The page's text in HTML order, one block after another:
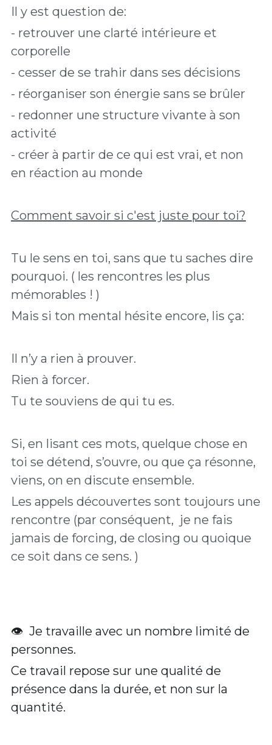
Il y est question de:
- retrouver une clarté intérieure et
corporelle
- cesser de se trahir dans ses décisions
- réorganiser son énergie sans se brûler
- redonner une structure vivante à son
activité
- créer à partir de ce qui est vrai, et non
en réaction au monde
Comment savoir si c'est juste pour toi?
Tu le sens en toi, sans que tu saches dire
pourquoi. ( les rencontres les plus
mémorables ! )
Mais si ton mental hésite encore, lis ça:
Il n’y a rien à prouver.
Rien à forcer.
Tu te souviens de qui tu es.
Si, en lisant ces mots, quelque chose en
toi se détend, s’ouvre, ou que ça résonne,
viens, on en discute ensemble.
Les appels découvertes sont toujours une
rencontre (par conséquent,  je ne fais
jamais de forcing, de closing ou quoique
ce soit dans ce sens. )
👁  Je travaille avec un nombre limité de
personnes.
Ce travail repose sur une qualité de
présence dans la durée, et non sur la
quantité.